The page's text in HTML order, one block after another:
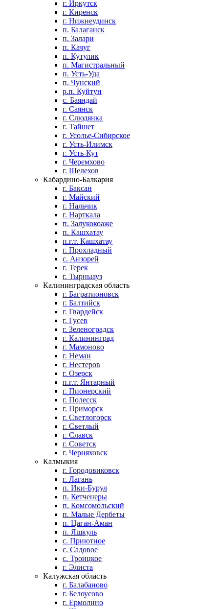
г. Иркутск
г. Киренск
г. Нижнеудинск
п. Балаганск
п. Залари
п. Качуг
п. Кутулик
п. Магистральный
п. Усть-Уда
п. Чунский
р.п. Куйтун
с. Баяндай
г. Саянск
г. Слюдянка
г. Тайшет
г. Усолье-Сибирское
г. Усть-Илимск
г. Усть-Кут
г. Черемхово
г. Шелехов
Кабардино-Балкария
г. Баксан
г. Майский
г. Нальчик
г. Нарткала
п. Залукокоаже
п. Кашхатау
п.г.т. Кашхатау
г. Прохладный
с. Анзорей
г. Терек
г. Тырныауз
Калининградская область
г. Багратионовск
г. Балтийск
г. Гвардейск
г. Гусев
г. Зеленоградск
г. Калининград
г. Мамоново
г. Неман
г. Нестеров
г. Озерск
п.г.т. Янтарный
г. Пионерский
г. Полесск
г. Приморск
г. Светлогорск
г. Светлый
г. Славск
г. Советск
г. Черняховск
Калмыкия
г. Городовиковск
г. Лагань
п. Ики-Бурул
п. Кетченеры
п. Комсомольский
п. Малые Дербеты
п. Цаган-Аман
п. Яшкуль
с. Приютное
с. Садовое
с. Троицкое
г. Элиста
Калужская область
г. Балабаново
г. Белоусово
г. Ермолино